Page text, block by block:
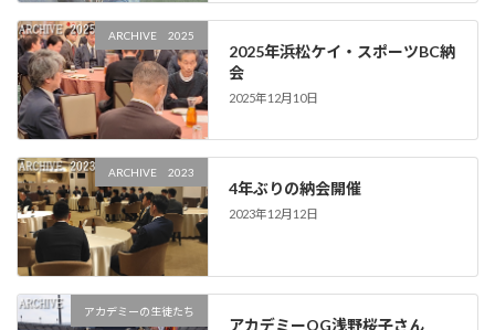
ARCHIVE 2025
2025年浜松ケイ・スポーツBC納
会
2025年12月10日
ARCHIVE 2023
4年ぶりの納会開催
2023年12月12日
アカデミーの生徒たち
アカデミーOG浅野桜子さん